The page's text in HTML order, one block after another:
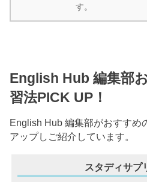
す。
English Hub 編集部
習法PICK UP！
English Hub 編集部がおすすめ
アップしご紹介しています。
スタディサプ